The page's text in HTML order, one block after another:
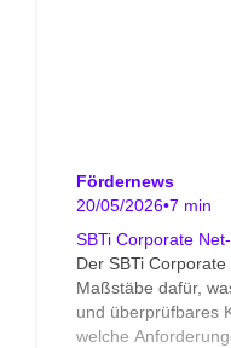
Fördernews
20/05/2026•7 min
SBTi Corporate
Der SBTi
Maßstäbe dafür,
und überprüfbares
welche